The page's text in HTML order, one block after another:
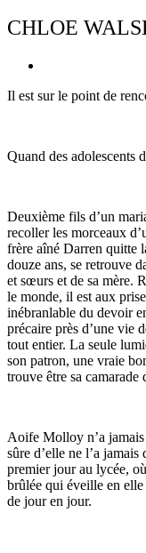
CHLOE
Il est sur le point de
Quand des adolescents
Deuxième fils d’un
recoller les morceaux
frère aîné Darren quitte
douze ans, se retrouve
et sœurs et de sa mère.
le monde, il est aux
inébranlable du devoir
précaire près d’une vie
tout entier. La seule
son patron, une vraie
trouve être sa camarade
Aoife Molloy n’a
sûre d’elle ne l’a
premier jour au lycée,
brûlée qui éveille en
de jour en jour.